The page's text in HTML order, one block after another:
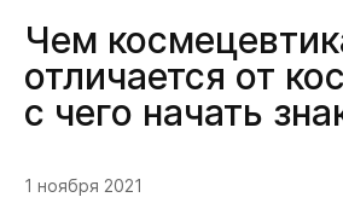
Чем
отличается от
с чего начать
1 ноября 2021